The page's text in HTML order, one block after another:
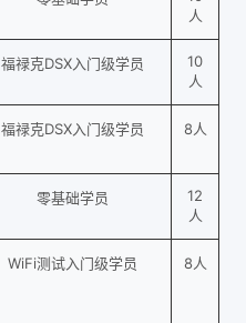
人
福禄克DSX入门级学员
10
人
福禄克DSX入门级学员 8人
零基础学员
12
人
WiFi测试入门级学员 8人